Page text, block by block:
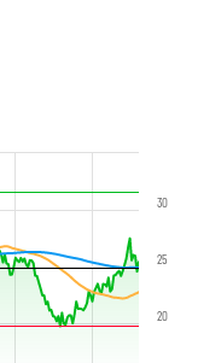
20
25
30